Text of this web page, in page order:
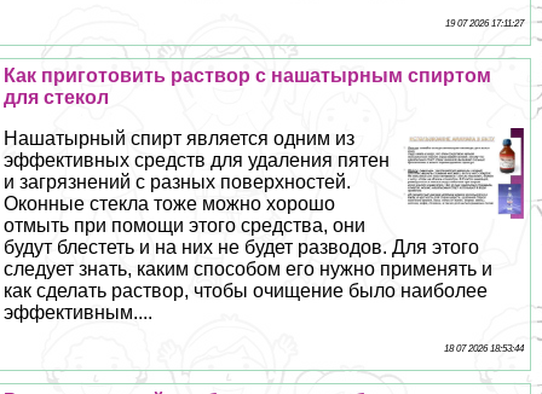
19 07 2026 17:11:27
Как приготовить раствор с нашатырным спиртом
для стекол
Нашатырный спирт является одним из
эффективных средств для удаления пятен
и загрязнений с разных поверхностей.
Оконные стекла тоже можно хорошо
отмыть при помощи этого средства, они
будут блестеть и на них не будет разводов. Для этого
следует знать, каким способом его нужно применять и
как сделать раствор, чтобы очищение было наиболее
эффективным....
18 07 2026 18:53:44